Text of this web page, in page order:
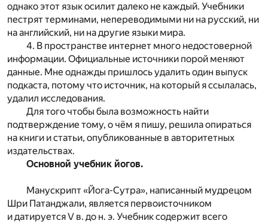
однако этот язык осилит далеко не каждый. Учебники
пестрят терминами, непереводимыми ни на русский, ни
на английский, ни на другие языки мира.
4. В пространстве интернет много недостоверной
информации. Официальные источники порой меняют
данные. Мне однажды пришлось удалить один выпуск
подкаста, потому что источник, на который я ссылалась,
удалил исследования.
Для того чтобы была возможность найти
подтверждение тому, о чём я пишу, решила опираться
на книги и статьи, опубликованные в авторитетных
издательствах.
Основной учебник йогов.
Манускрипт «Йога-Сутра», написанный мудрецом
Шри Патанджали, является первоисточником
и датируется V в. до н. э. Учебник содержит всего